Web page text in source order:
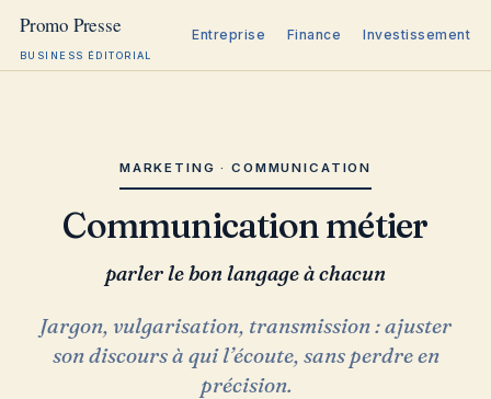
BUSINESS ÉDITORIAL
Entreprise Finance Investissement
MARKETING · COMMUNICATION
Communication métier
parler le bon langage à chacun
Jargon, vulgarisation, transmission : ajuster
son discours à qui l’écoute, sans perdre en
précision.